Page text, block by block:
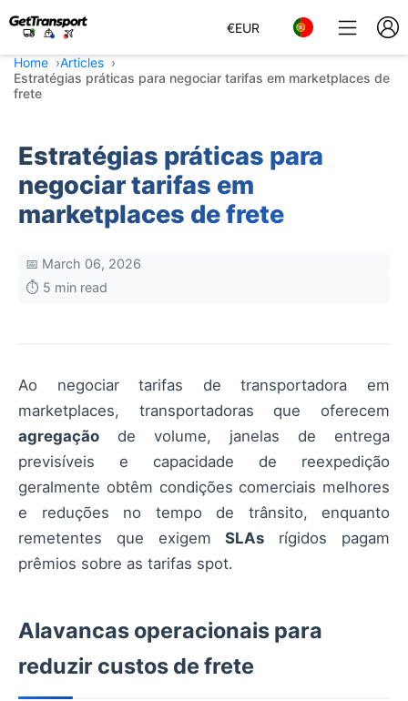
€EUR
Home
Articles
Estratégias práticas para negociar tarifas em marketplaces de
frete
Estratégias práticas para
negociar tarifas em
marketplaces de frete
📅 March 06, 2026
⏱️ 5 min read
Ao negociar tarifas de transportadora em
marketplaces, transportadoras que oferecem
agregação de volume, janelas de entrega
previsíveis e capacidade de reexpedição
geralmente obtêm condições comerciais melhores
e reduções no tempo de trânsito, enquanto
remetentes que exigemSLAs rígidos pagam
prêmios sobre as tarifas spot.
Alavancas operacionais para
reduzir custos de frete